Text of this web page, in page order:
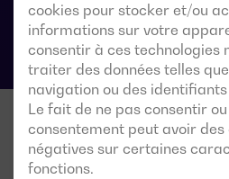
cookies pour stocker et/ou
informations sur votre
consentir à ces technologies
traiter des données telles
navigation ou des
Le fait de ne pas consentir
consentement peut avoir des
négatives sur certaines
fonctions.